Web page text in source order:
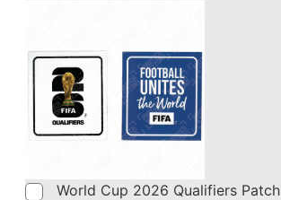
World Cup 2026 Qualifiers Patch